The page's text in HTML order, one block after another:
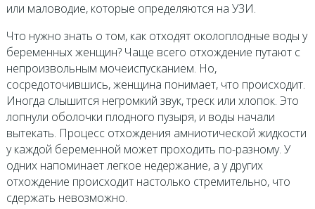
или маловодие, которые определяются на УЗИ.
Что нужно знать о том, как отходят околоплодные воды у
беременных женщин? Чаще всего отхождение путают с
непроизвольным мочеиспусканием. Но,
сосредоточившись, женщина понимает, что происходит.
Иногда слышится негромкий звук, треск или хлопок. Это
лопнули оболочки плодного пузыря, и воды начали
вытекать. Процесс отхождения амниотической жидкости
у каждой беременной может проходить по-разному. У
одних напоминает легкое недержание, а у других
отхождение происходит настолько стремительно, что
сдержать невозможно.